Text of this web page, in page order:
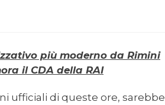
più moderno da Rimini
il CDA della RAI
ufficiali di queste ore, sarebbe